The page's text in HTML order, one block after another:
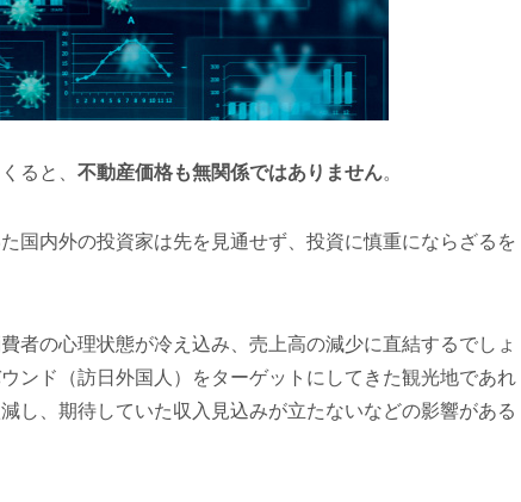
ると、 不動産価格も無関係ではありません。
国内外の投資家は先を見通せず、投資に慎重にならざるを
者の心理状態が冷え込み、売上高の減少に直結するでしょ
ンド（訪日外国人）をターゲットにしてきた観光地であれ
し、期待していた収入見込みが立たないなどの影響がある